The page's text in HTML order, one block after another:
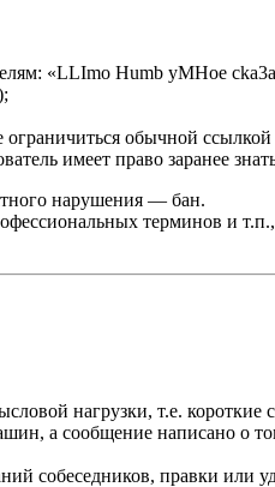
«LLImo Humb yMHoe
обычной
имеет право заранее
нарушения — бан.
терминов и
нагрузки, т.е. короткие
а сообщение написано о
собеседников, правки или